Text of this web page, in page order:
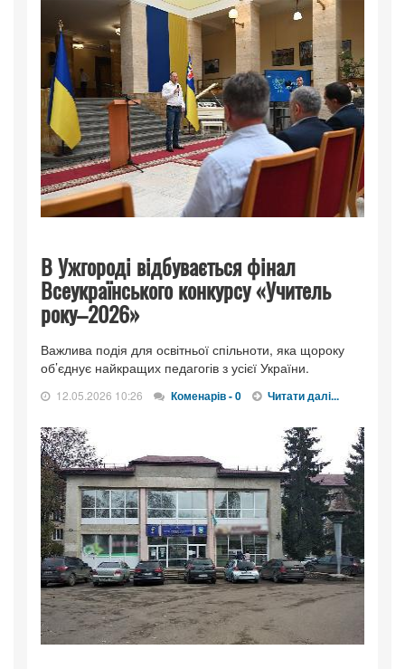
В Ужгороді відбувається фінал
Всеукраїнського конкурсу «Учитель
року–2026»
Важлива подія для освітньої спільноти, яка щороку
об’єднує найкращих педагогів з усієї України.
12.05.2026 10:26 Коменарів - 0 Читати далі...